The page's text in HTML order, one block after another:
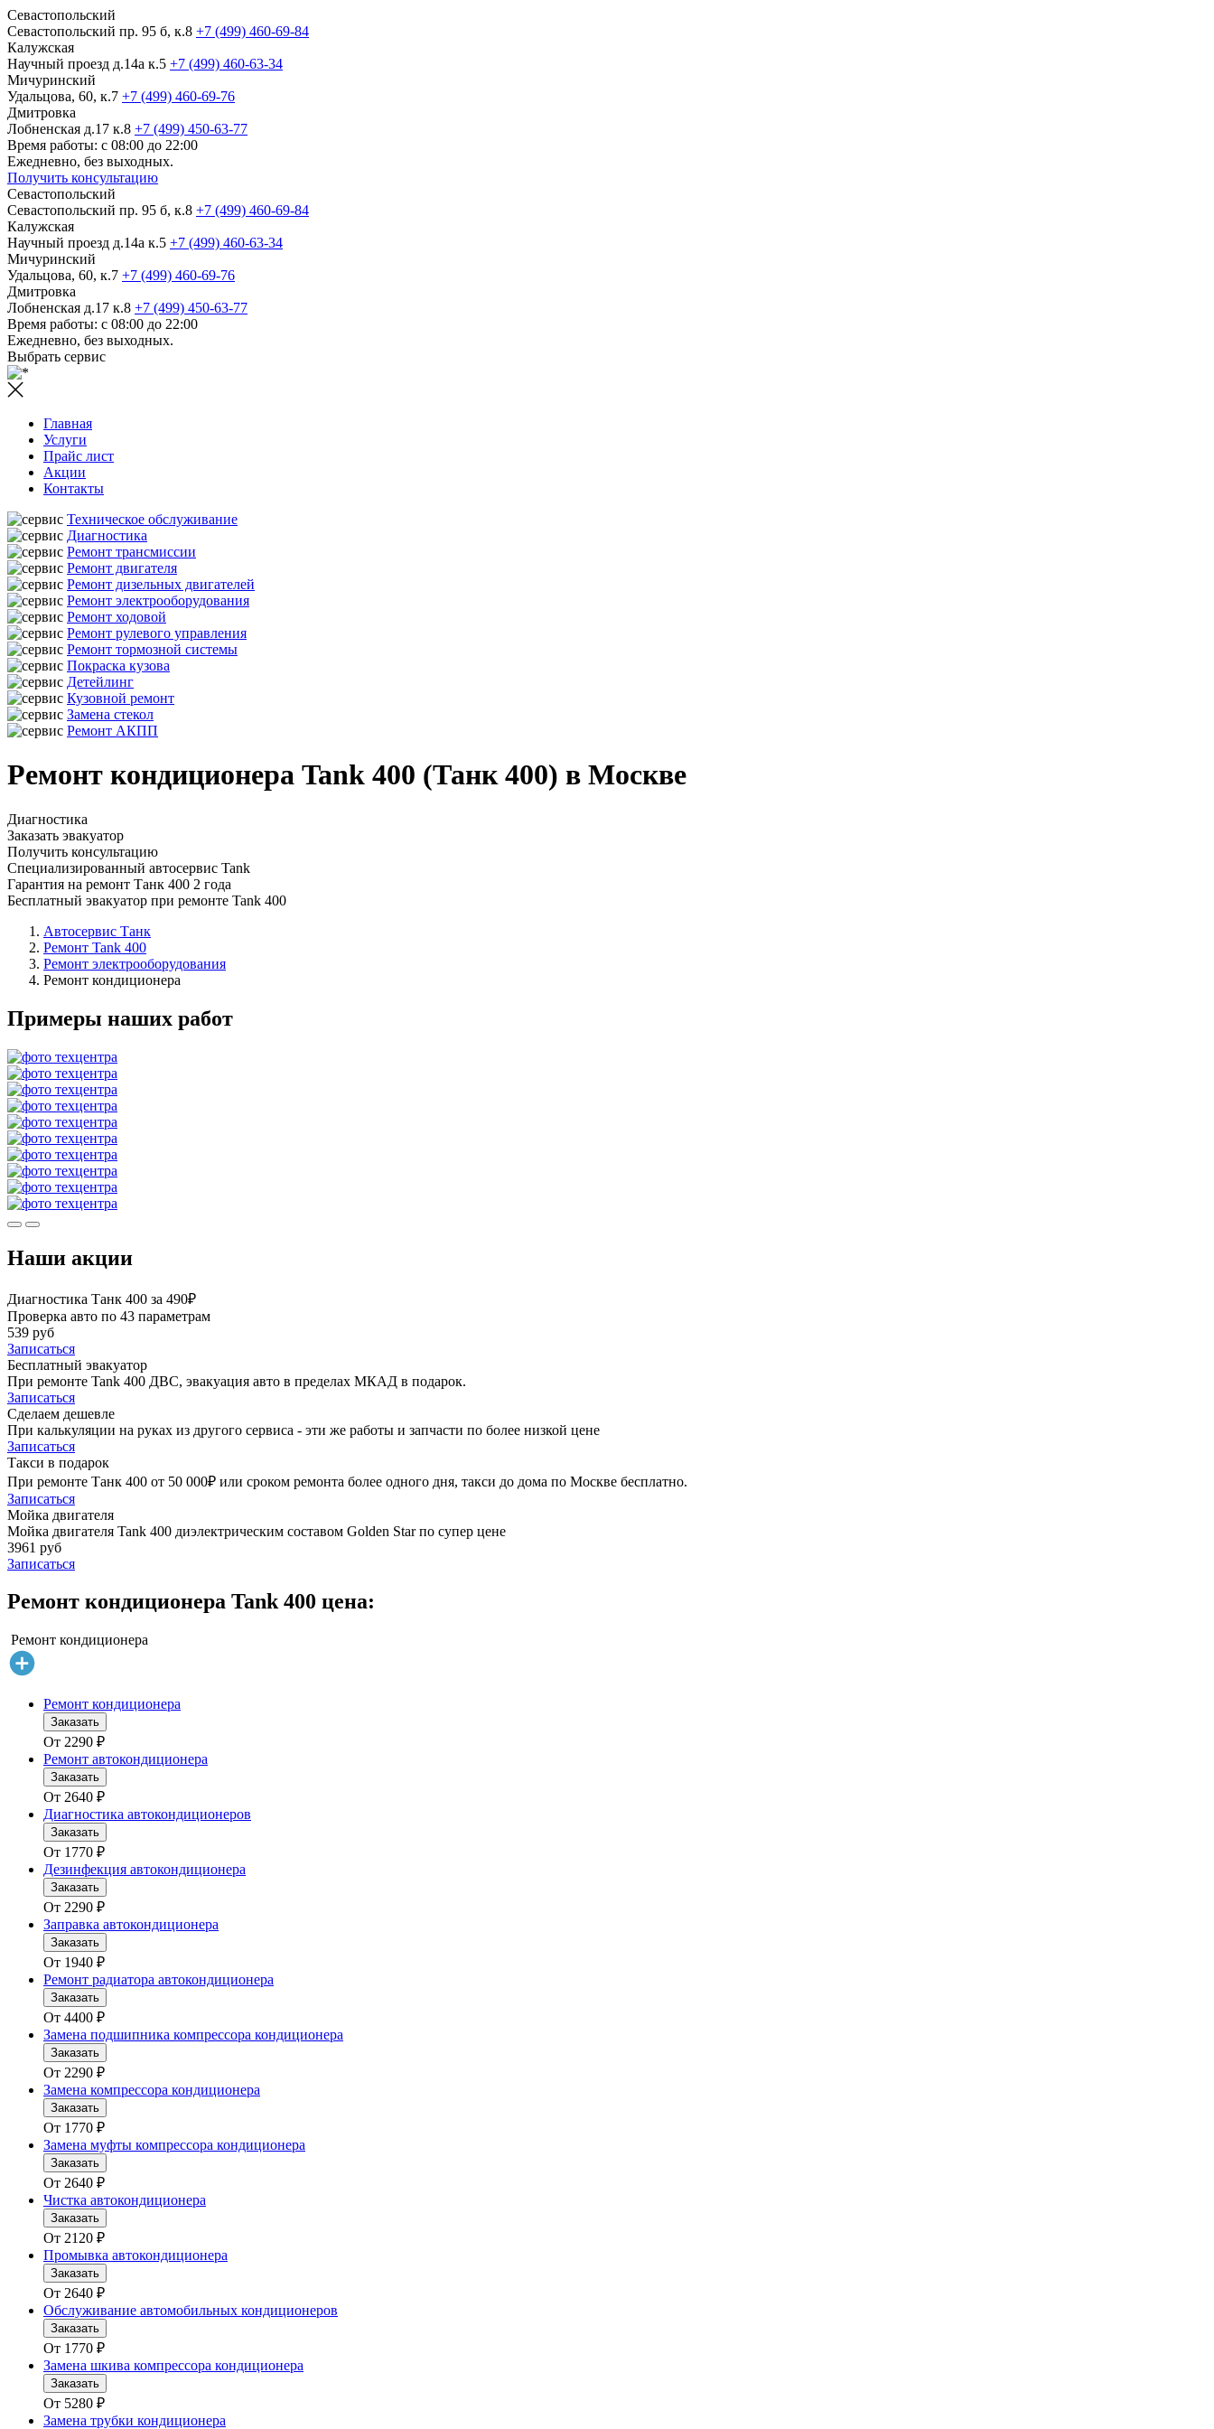
Севастопольский
Севастопольский пр. 95 б, к.8 +7 (499) 460-69-84
Калужская
Научный проезд д.14а к.5 +7 (499) 460-63-34
Мичуринский
Удальцова, 60, к.7 +7 (499) 460-69-76
Дмитровка
Лобненская д.17 к.8 +7 (499) 450-63-77
Время работы: с 08:00 до 22:00
Ежедневно, без выходных.
Получить консультацию
Севастопольский
Севастопольский пр. 95 б, к.8 +7 (499) 460-69-84
Калужская
Научный проезд д.14а к.5 +7 (499) 460-63-34
Мичуринский
Удальцова, 60, к.7 +7 (499) 460-69-76
Дмитровка
Лобненская д.17 к.8 +7 (499) 450-63-77
Время работы: с 08:00 до 22:00
Ежедневно, без выходных.
Выбрать сервис
Главная
Услуги
Прайс лист
Акции
Контакты
Техническое обслуживание
Диагностика
Ремонт трансмиссии
Ремонт двигателя
Ремонт дизельных двигателей
Ремонт электрооборудования
Ремонт ходовой
Ремонт рулевого управления
Ремонт тормозной системы
Покраска кузова
Детейлинг
Кузовной ремонт
Замена стекол
Ремонт АКПП
Ремонт кондиционера Tank 400 (Танк 400) в Москве
Диагностика
Заказать эвакуатор
Получить консультацию
Специализированный автосервис Tank
Гарантия на ремонт Танк 400 2 года
Бесплатный эвакуатор при ремонте Tank 400
Автосервис Танк
Ремонт Tank 400
Ремонт электрооборудования
Ремонт кондиционера
Примеры наших работ
Наши акции
Диагностика Танк 400 за 490₽
Проверка авто по 43 параметрам
539 руб
Записаться
Бесплатный эвакуатор
При ремонте Tank 400 ДВС, эвакуация авто в пределах МКАД в подарок.
Записаться
Сделаем дешевле
При калькуляции на руках из другого сервиса - эти же работы и запчасти по более низкой цене
Записаться
Такси в подарок
При ремонте Танк 400 от 50 000₽ или сроком ремонта более одного дня, такси до дома по Москве бесплатно.
Записаться
Мойка двигателя
Мойка двигателя Tank 400 диэлектрическим составом Golden Star по супер цене
3961 руб
Записаться
Ремонт кондиционера Tank 400 цена:
Ремонт кондиционера
Ремонт кондиционера
Заказать
От 2290 ₽
Ремонт автокондиционера
Заказать
От 2640 ₽
Диагностика автокондиционеров
Заказать
От 1770 ₽
Дезинфекция автокондиционера
Заказать
От 2290 ₽
Заправка автокондиционера
Заказать
От 1940 ₽
Ремонт радиатора автокондиционера
Заказать
От 4400 ₽
Замена подшипника компрессора кондиционера
Заказать
От 2290 ₽
Замена компрессора кондиционера
Заказать
От 1770 ₽
Замена муфты компрессора кондиционера
Заказать
От 2640 ₽
Чистка автокондиционера
Заказать
От 2120 ₽
Промывка автокондиционера
Заказать
От 2640 ₽
Обслуживание автомобильных кондиционеров
Заказать
От 1770 ₽
Замена шкива компрессора кондиционера
Заказать
От 5280 ₽
Замена трубки кондиционера